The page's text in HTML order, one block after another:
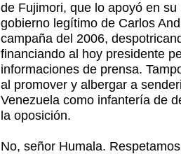
de Fujimori, que lo apoyó en
gobierno legítimo de Carlos
campaña del 2006,
financiando al hoy presidente
informaciones de prensa.
al promover y albergar a
Venezuela como infantería de
la oposición.
No, señor Humala.